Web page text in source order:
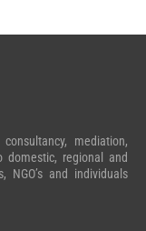
mediation,
domestic, regional and
NGO’s and individuals